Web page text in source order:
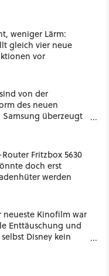
weniger Lärm:
gleich vier neue
vor
von der
des neuen
Samsung überzeugt
Rekorde auf
Fritzbox 5630
doch erst
werden
neueste Kinofilm war
Enttäuschung und
Disney kein